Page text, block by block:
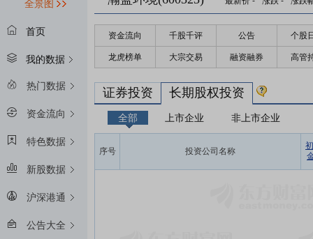
全景图
首页
我的数据
热门数据
资金流向
特色数据
新股数据
沪深港通
公告大全
资金流向 千股千评 公告 个股
龙虎榜单 大宗交易 融资融券 高管
证券投资 长期股权投资
全部 上市企业 非上市企业
序号 投资公司名称